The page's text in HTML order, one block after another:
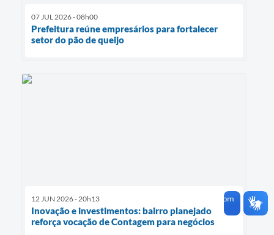
07 JUL 2026 - 08h00
Prefeitura reúne empresários para fortalecer
setor do pão de queijo
12 JUN 2026 - 20h13
Inovação e investimentos: bairro planejado
reforça vocação de Contagem para negócios